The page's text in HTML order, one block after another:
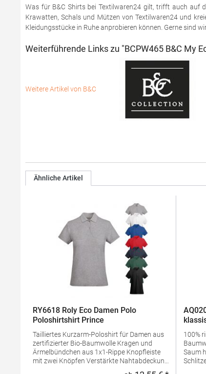
Was für B&C Shirts bei Textilwaren24 gilt, trifft auch auf
Krawatten, Schals und Mützen von Textilwaren24 und
Kleidungsstücke in Ruhe anprobieren können. Gerne sind
Weiterführende Links zu "BCPW465 B&C My
Weitere Artikel von B&C
Ähnliche Artikel
RY6618 Roly Eco Damen Polo
Poloshirtshirt Prince
Tailliertes Kurzarm-Poloshirt für Damen aus
zertifizierter Bio-Baumwolle Kragen und
Ärmelbündchen aus 1x1-Rippe Knopfleiste
mit zwei Knöpfen Verstärkte Nahtabdeckung
100%
Baumwolle Taillierte
Saum